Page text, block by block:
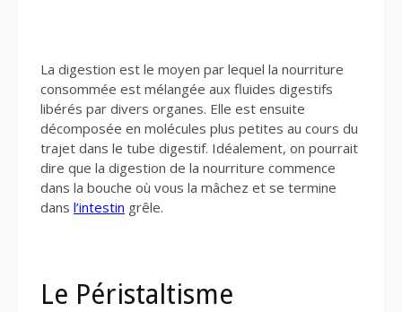
La digestion est le moyen par lequel la nourriture
consommée est mélangée aux fluides digestifs
libérés par divers organes. Elle est ensuite
décomposée en molécules plus petites au cours du
trajet dans le tube digestif. Idéalement, on pourrait
dire que la digestion de la nourriture commence
dans la bouche où vous la mâchez et se termine
dans l’intestin grêle.
Le Péristaltisme